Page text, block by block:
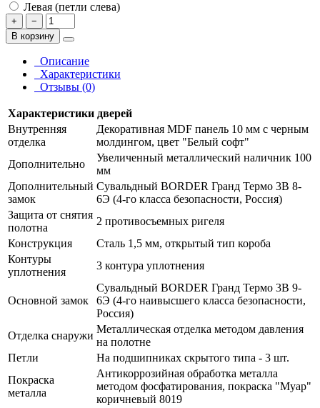
Левая (петли слева)
+
−
В корзину
Описание
Характеристики
Отзывы (0)
Характеристики дверей
Внутренняя
отделка
Декоративная MDF панель 10 мм с черным
молдингом, цвет "Белый софт"
Дополнительно
Увеличенный металлический наличник 100
мм
Дополнительный
замок
Сувальдный BORDER Гранд Термо 3В 8-
6Э (4-го класса безопасности, Россия)
Защита от снятия
полотна
2 противосъемных ригеля
Конструкция
Сталь 1,5 мм, открытый тип короба
Контуры
уплотнения
3 контура уплотнения
Основной замок
Сувальдный BORDER Гранд Термо 3В 9-
6Э (4-го наивысшего класса безопасности,
Россия)
Отделка снаружи
Металлическая отделка методом давления
на полотне
Петли
На подшипниках скрытого типа - 3 шт.
Покраска
металла
Антикоррозийная обработка металла
методом фосфатирования, покраска "Муар"
коричневый 8019